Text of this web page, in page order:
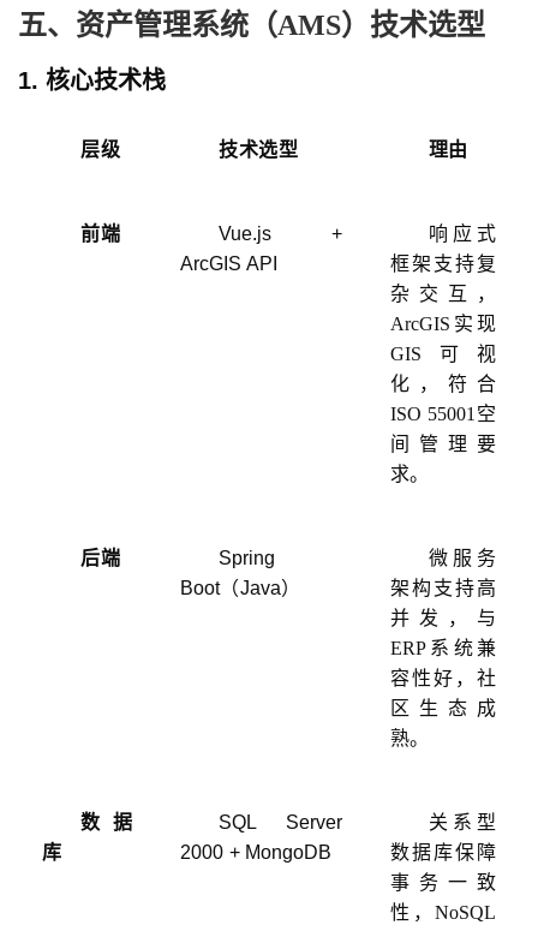
五、资产管理系统（AMS）技术选型
1. 核心技术栈
层级 技术选型 理由
前端
Vue.js +
ArcGIS API
响应式
框架支持复
杂交互，
ArcGIS实现
GIS可视
化，符合
ISO 55001空
间管理要
求。
后端
Spring
Boot（Java）
微服务
架构支持高
并发，与
ERP系统兼
容性好，社
区生态成
熟。
数据
库
SQL Server
2000 + MongoDB
关系型
数据库保障
事务一致
性， NoSQL